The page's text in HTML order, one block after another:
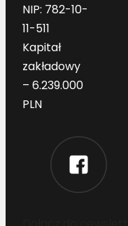
NIP: 782-10-
11-511
Kapitał
zakładowy
– 6.239.000
PLN